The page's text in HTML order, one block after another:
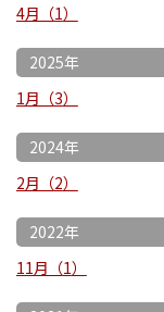
4月
1
2025年
1月
3
2024年
2月
2
2022年
11月
1